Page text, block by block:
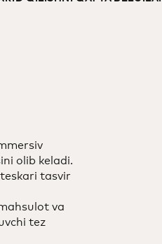
olib keladi.
tasvir
va
tez